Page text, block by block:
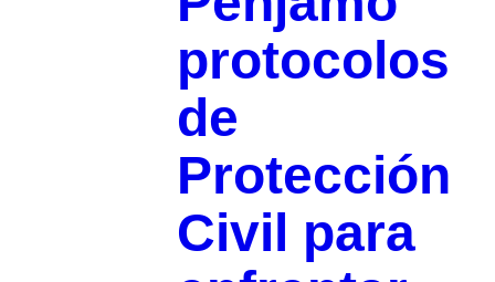
protocolos
de
Protección
Civil para